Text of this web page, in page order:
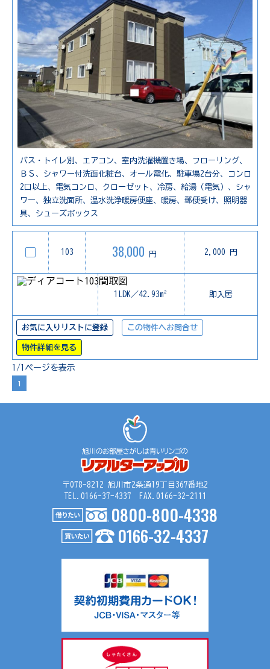
バス・トイレ別、エアコン、室内洗濯機置き場、フローリング、
ＢＳ、シャワー付洗面化粧台、オール電化、駐車場2台分、コンロ
2口以上、電気コンロ、クローゼット、冷房、給湯（電気）、シャ
ワー、独立洗面所、温水洗浄暖房便座、暖房、郵便受け、照明器
具、シューズボックス
103 38,000 円 2,000 円
1LDK／42.93m² 即入居
お気に入りリストに登録 この物件へお問合せ
物件詳細を見る
1/1ページを表示
1
〒078-8212 旭川市2条通19丁目367番地2
TEL.0166-37-4337 FAX.0166-32-2111
0800-800-4338
0166-32-4337